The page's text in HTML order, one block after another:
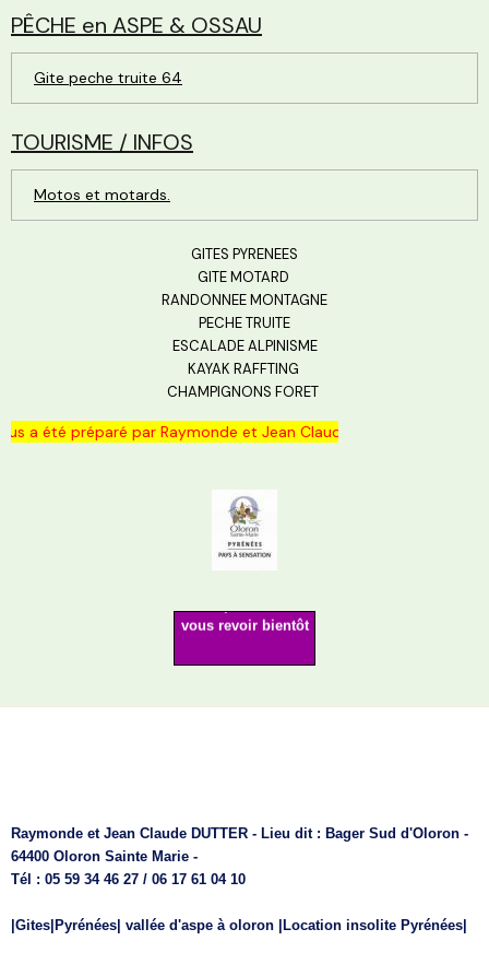
PÊCHE en ASPE & OSSAU
Gite peche truite 64
TOURISME / INFOS
Motos et motards.
GITES PYRENEES
GITE MOTARD
RANDONNEE MONTAGNE
PECHE TRUITE
ESCALADE ALPINISME
KAYAK RAFFTING
CHAMPIGNONS FORET
préparé par Raymonde et Jean Claude, près de la forêt du
Merci de votre visite
surveillez
les PROMOS
ANIMATIONS
vous revoir bientôt
Raymonde et Jean Claude DUTTER - Lieu dit : Bager Sud d'Oloron -
64400 Oloron Sainte Marie -
Tél : 05 59 34 46 27 / 06 17 61 04 10
|Gites|Pyrénées| vallée d'aspe à oloron |Location insolite Pyrénées|